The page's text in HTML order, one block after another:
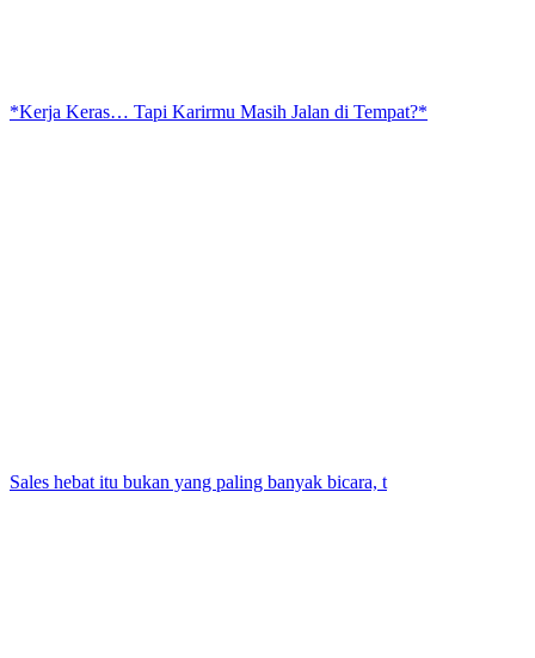
*Kerja Keras… Tapi Karirmu Masih Jalan di Tempat?*
Sales hebat itu bukan yang paling banyak bicara, t